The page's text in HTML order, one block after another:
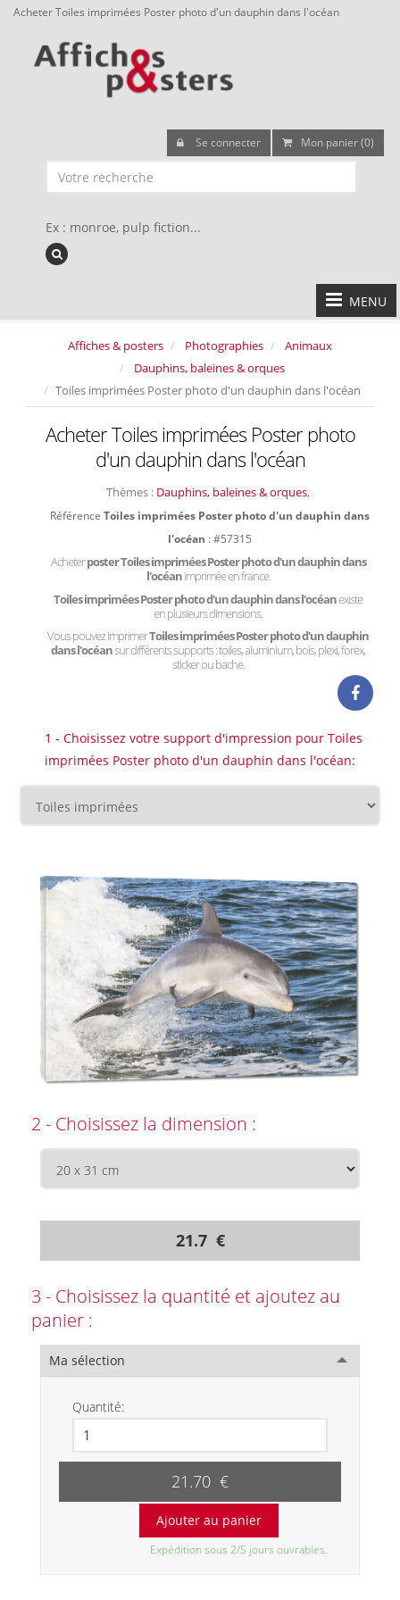
Acheter Toiles imprimées Poster photo d'un dauphin dans l'océan
Se connecter Mon panier (0)
Ex : monroe, pulp fiction...
MENU
Affiches & posters Photographies
Animaux
Dauphins, baleines & orques
Toiles imprimées Poster photo d'un dauphin dans l'océan
Acheter Toiles imprimées Poster photo
d'un dauphin dans l'océan
Thèmes : Dauphins, baleines & orques,
Référence Toiles imprimées Poster photo d'un dauphin dans
l'océan : #57315
Acheterposter Toiles imprimées Poster photo d'un dauphin dans
l'océanimprimée en france.
Toiles imprimées Poster photo d'un dauphin dans l'océanexiste
en plusieurs dimensions.
Vous pouvez imprimerToiles imprimées Poster photo d'un dauphin
dans l'océansur différents supports : toiles, aluminium, bois, plexi, forex,
sticker ou bache.
1 - Choisissez votre support d'impression pour Toiles
imprimées Poster photo d'un dauphin dans l'océan:
2 - Choisissez la dimension :
21.7 €
3 - Choisissez la quantité et ajoutez au
panier :
Ma sélection
Quantité:
21.70 €
Expédition sous 2/5 jours ouvrables.